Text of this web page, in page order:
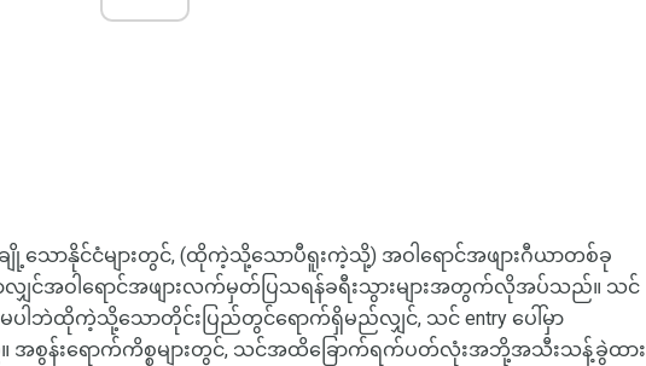
သောနိုင်ငံများတွင်, (ထိုကဲ့သို့သောပီရူးကဲ့သို့) အဝါရောင်အဖျားဂီယာတစ်ခု
လျှင်အဝါရောင်အဖျားလက်မှတ်ပြသရန်ခရီးသွားများအတွက်လိုအပ်သည်။ သင်
ါဘဲထိုကဲ့သို့သောတိုင်းပြည်တွင်ရောက်ရှိမည်လျှင်, သင် entry ပေါ်မှာ
စွန်းရောက်ကိစ္စများတွင်, သင်အထိခြောက်ရက်ပတ်လုံးအဘို့အသီးသန့်ခွဲထား